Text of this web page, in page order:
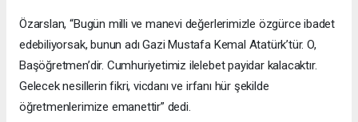
Özarslan, “Bugün milli ve manevi değerlerimizle özgürce ibadet
edebiliyorsak, bunun adı Gazi Mustafa Kemal Atatürk’tür. O,
Başöğretmen’dir. Cumhuriyetimiz ilelebet payidar kalacaktır.
Gelecek nesillerin fikri, vicdanı ve irfanı hür şekilde
öğretmenlerimize emanettir” dedi.